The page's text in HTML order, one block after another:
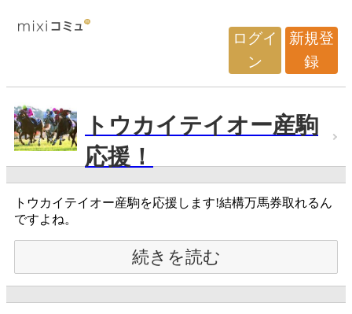
ログイ
ン
新規登
録
トウカイテイオー産駒
応援！
トウカイテイオー産駒を応援します!結構万馬券取れるん
ですよね。
続きを読む